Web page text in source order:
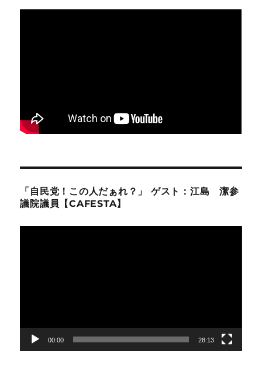
「自民党！この人だぁれ？」 ゲスト：江島 潔参
議院議員【CAFESTA】
00:00 28:13